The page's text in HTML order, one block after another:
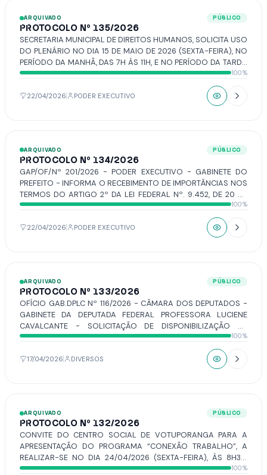
ARQUIVADO PÚBLICO
PROTOCOLO Nº 135/2026
SECRETARIA MUNICIPAL DE DIREITOS HUMANOS, SOLICITA USO
DO PLENÁRIO NO DIA 15 DE MAIO DE 2026 (SEXTA-FEIRA), NO
PERÍODO DA MANHÃ, DAS 7H ÀS 11H, E NO PERÍODO DA TARDE,
DAS 13H ÀS 17H, PARA A REALIZAÇÃO DA PALESTRA
100%
22/04/2026 PODER EXECUTIVO
ARQUIVADO PÚBLICO
PROTOCOLO Nº 134/2026
GAP/OF/Nº 201/2026 - PODER EXECUTIVO - GABINETE DO
PREFEITO - INFORMA O RECEBIMENTO DE IMPORTÂNCIAS NOS
TERMOS DO ARTIGO 2º DA LEI FEDERAL Nº. 9.452, DE 20 DE
MARÇO DE 1997.
100%
22/04/2026 PODER EXECUTIVO
ARQUIVADO PÚBLICO
PROTOCOLO Nº 133/2026
OFÍCIO GAB.DPLC Nº 116/2026 - CÂMARA DOS DEPUTADOS -
GABINETE DA DEPUTADA FEDERAL PROFESSORA LUCIENE
CAVALCANTE - SOLICITAÇÃO DE DISPONIBILIZAÇÃO DE
ESPAÇO PARA REALIZAÇÃO DE AUDIÊNCIA PÚBLICA COM O
FITO DE DEBATER A IMPLEMENTAÇÃO DA LEI Nº 15.326/26, QUE
DISPÕE SOBRE O ENQUADRAMENTO E A VALORIZAÇÃO DAS
100%
17/04/2026 DIVERSOS
ARQUIVADO PÚBLICO
PROTOCOLO Nº 132/2026
CONVITE DO CENTRO SOCIAL DE VOTUPORANGA PARA A
APRESENTAÇÃO DO PROGRAMA “CONEXÃO TRABALHO”, A
REALIZAR-SE NO DIA 24/04/2026 (SEXTA-FEIRA), ÀS 8H30,
NAS DEPENDÊNCIAS DO PRÓPRIO CENTRO SOCIAL.
100%